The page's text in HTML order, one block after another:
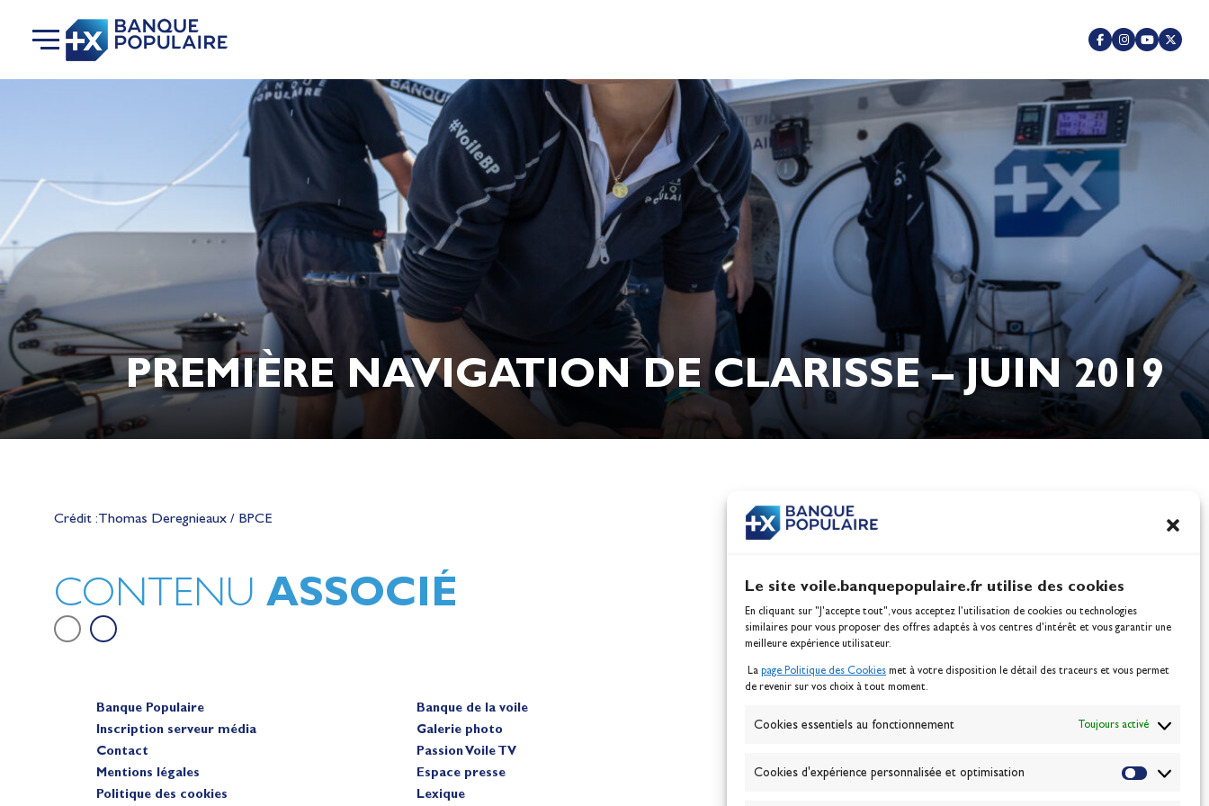
Le site voile.banquepopulaire.fr utilise des cookies
En cliquant sur "J'accepte tout", vous acceptez l’utilisation de cookies ou technologies
similaires pour vous proposer des offres adaptés à vos centres d’intérêt et vous garantir une
meilleure expérience utilisateur.
La page Politique des Cookies met à votre disposition le détail des traceurs et vous permet
de revenir sur vos choix à tout moment.
Cookies essentiels au fonctionnement Toujours activé
Cookies d'expérience personnalisée et optimisation
PREMIÈRE NAVIGATION DE CLARISSE – JUIN 2019
Crédit : Thomas Deregnieaux / BPCE
CONTENU ASSOCIÉ
sur le plan d'eau des Jeux Olympiques
Berthomieu, vice-championnes
100% Glisse - Écoles
Banque Populaire
Inscription serveur média
Contact
Mentions légales
Politique des cookies
Banque de la voile
Galerie photo
Passion Voile TV
Espace presse
Lexique
ABONNEZ-VOUS